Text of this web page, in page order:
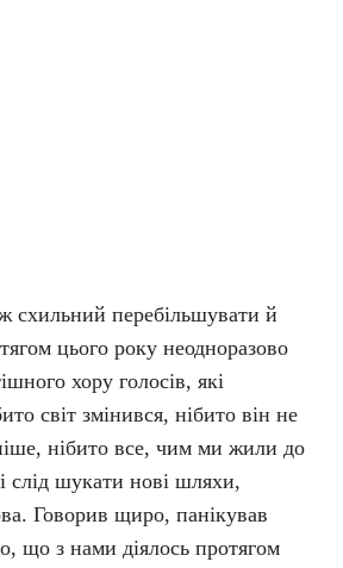
схильний перебільшувати й
цього року неодноразово
хору голосів, які
світ змінився, нібито він не
нібито все, чим ми жили до
слід шукати нові шляхи,
Говорив щиро, панікував
що з нами діялось протягом